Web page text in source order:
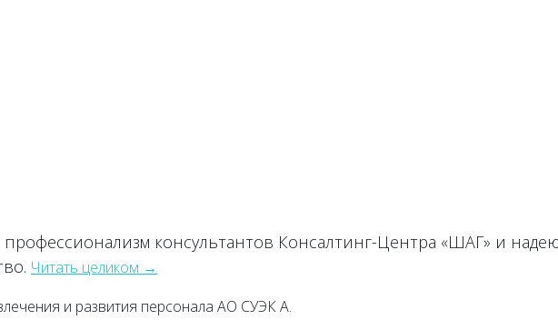
консультантов Консалтинг-Центра «ШАГ» и
Читать целиком →
и развития персонала АО СУЭК А.
→